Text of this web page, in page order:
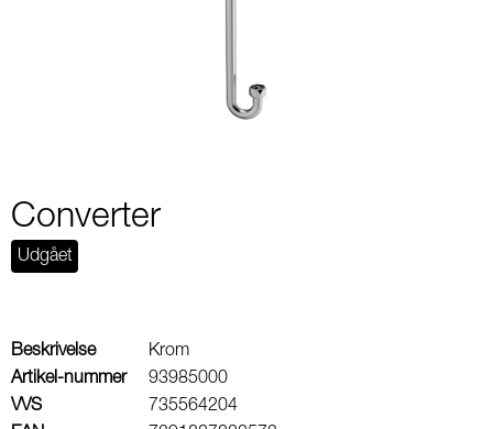
Converter
Udgået
Beskrivelse
Krom
Artikel-nummer
93985000
VVS
735564204